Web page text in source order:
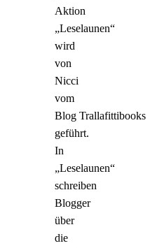
Aktion
„Leselaunen“
wird
von
Nicci
vom
Blog Trallafittibooks
geführt.
In
„Leselaunen“
schreiben
Blogger
über
die